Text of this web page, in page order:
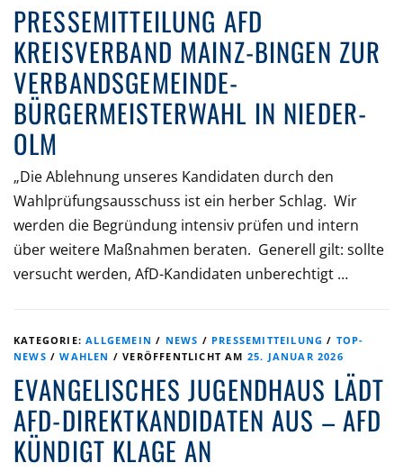
PRESSEMITTEILUNG AFD
KREISVERBAND MAINZ-BINGEN ZUR
VERBANDSGEMEINDE-
BÜRGERMEISTERWAHL IN NIEDER-
OLM
„Die Ablehnung unseres Kandidaten durch den
Wahlprüfungsausschuss ist ein herber Schlag. Wir
werden die Begründung intensiv prüfen und intern
über weitere Maßnahmen beraten. Generell gilt: sollte
versucht werden, AfD-Kandidaten unberechtigt …
KATEGORIE:ALLGEMEIN / NEWS / PRESSEMITTEILUNG / TOP-
NEWS /WAHLEN /VERÖFFENTLICHT AM 25. JANUAR 2026
EVANGELISCHES JUGENDHAUS LÄDT
AFD-DIREKTKANDIDATEN AUS – AFD
KÜNDIGT KLAGE AN